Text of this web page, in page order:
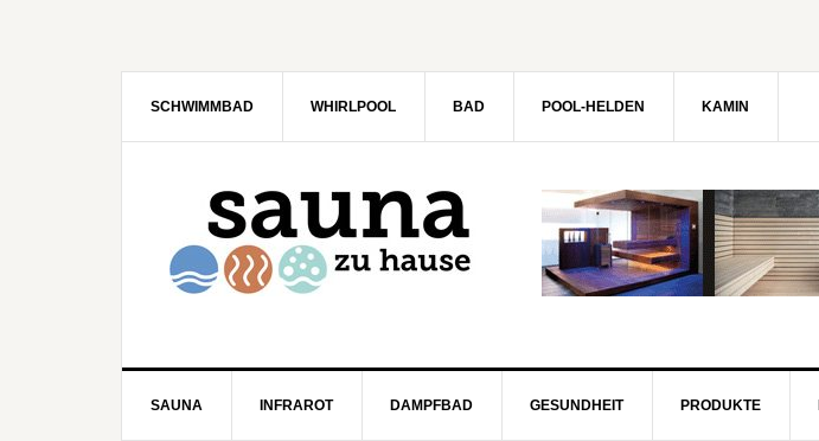
SCHWIMMBAD WHIRLPOOL BAD POOL-HELDEN KAMIN
SAUNA INFRAROT DAMPFBAD GESUNDHEIT PRODUKTE